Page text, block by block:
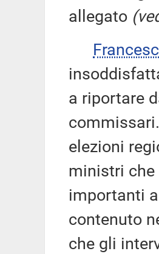
allegato
a riportare
elezioni
ministri che
importanti
contenuto
che gli